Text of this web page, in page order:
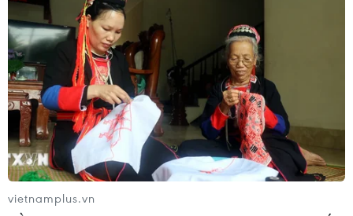
vietnamplus.vn